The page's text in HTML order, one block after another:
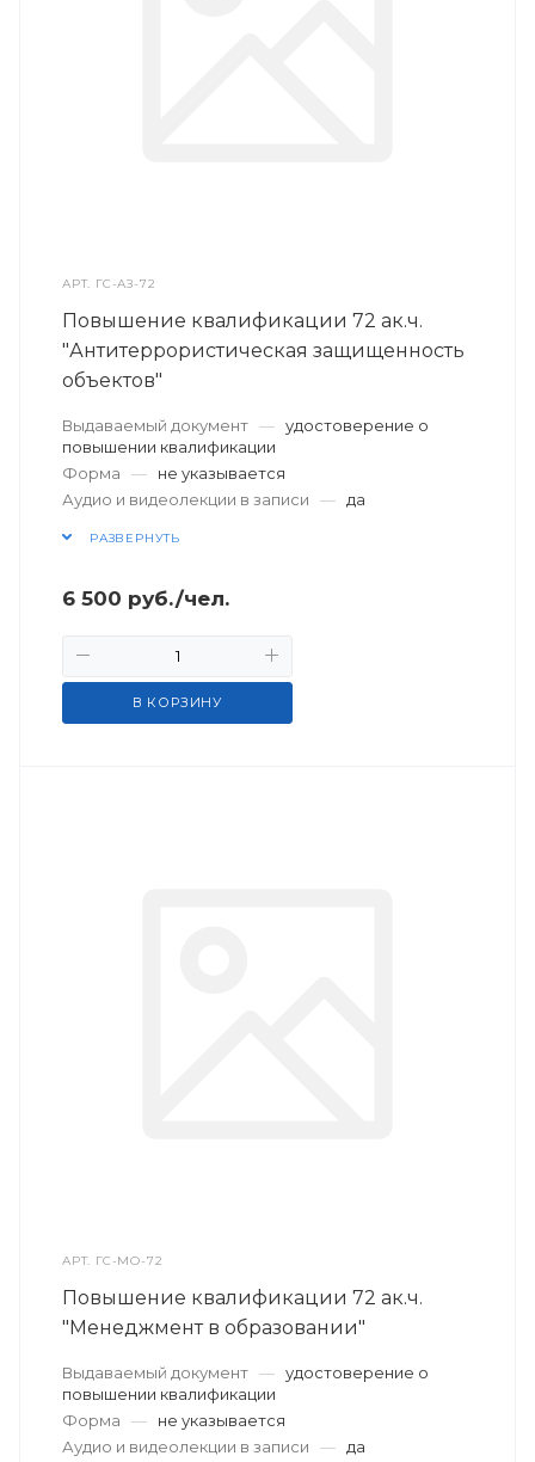
АРТ. ГС-АЗ-72
Повышение квалификации 72 ак.ч.
"Антитеррористическая защищенность
объектов"
Выдаваемый документ — удостоверение о
повышении квалификации
Форма
—
не указывается
Аудио и видеолекции в записи
— да
РАЗВЕРНУТЬ
6 500 руб./чел.
В КОРЗИНУ
АРТ. ГС-МО-72
Повышение квалификации 72 ак.ч.
"Менеджмент в образовании"
Выдаваемый документ — удостоверение о
повышении квалификации
Форма
—
не указывается
Аудио и видеолекции в записи
— да